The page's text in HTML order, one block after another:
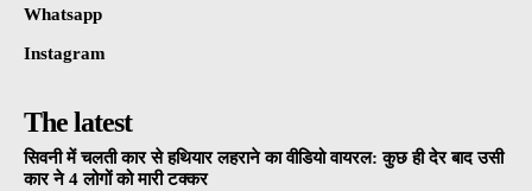
Whatsapp
Instagram
The latest
सिवनी में चलती कार से हथियार लहराने का वीडियो वायरल: कुछ ही देर बाद उसी
कार ने 4 लोगों को मारी टक्कर